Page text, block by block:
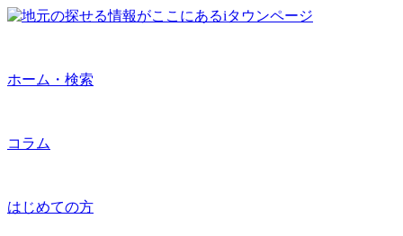
ホーム・検索
コラム
はじめての方